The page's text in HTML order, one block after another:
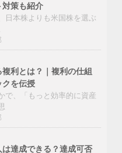
対策も紹介
日本株よりも米国株を選ぶ
利とは？｜複利の仕組
クを伝授
で、「もっと効率的に資産
達成できる？達成可否